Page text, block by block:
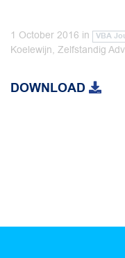
1 October 2016 in VBA
Koelewijn, Zelfstandig
DOWNLOAD